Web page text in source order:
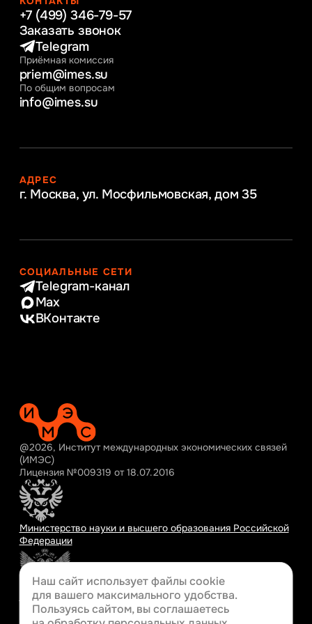
+7 (499) 346-79-57
Заказать звонок
Telegram
Приёмная комиссия
priem@imes.su
По общим вопросам
info@imes.su
АДРЕС
г. Москва, ул. Мосфильмовская, дом 35
СОЦИАЛЬНЫЕ СЕТИ
Telegram-канал
Max
ВКонтакте
@2026, Институт международных экономических связей
(ИМЭС)
Лицензия №009319 от 18.07.2016
Министерство науки и высшего образования Российской
Федерации
Министерство просвещения Российской Федерации
Наш сайт использует файлы cookie
для вашего максимального удобства.
Пользуясь сайтом, вы соглашаетесь